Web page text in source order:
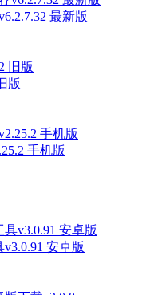
最新版
版
手机版
安卓版